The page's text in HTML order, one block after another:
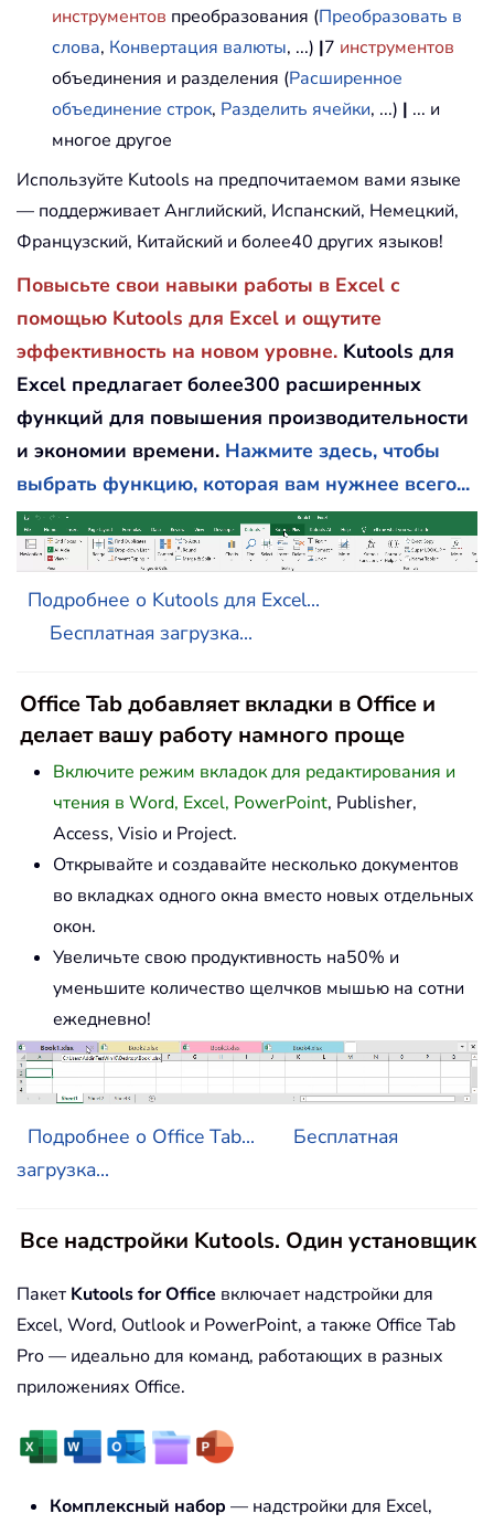
инструментов преобразования (Преобразовать в
слова, Конвертация валюты, ...) |7 инструментов
объединения и разделения (Расширенное
объединение строк, Разделить ячейки, ...) | ... и
многое другое
Используйте Kutools на предпочитаемом вами языке
— поддерживает Английский, Испанский, Немецкий,
Французский, Китайский и более40 других языков!
Повысьте свои навыки работы в Excel с
помощью Kutools для Excel и ощутите
эффективность на новом уровне. Kutools для
Excel предлагает более300 расширенных
функций для повышения производительности
и экономии времени. Нажмите здесь, чтобы
выбрать функцию, которая вам нужнее всего...
Подробнее о Kutools для Excel...
Бесплатная загрузка...
Office Tab добавляет вкладки в Office и
делает вашу работу намного проще
Включите режим вкладок для редактирования и
чтения в Word, Excel, PowerPoint, Publisher,
Access, Visio и Project.
Открывайте и создавайте несколько документов
во вкладках одного окна вместо новых отдельных
окон.
Увеличьте свою продуктивность на50% и
уменьшите количество щелчков мышью на сотни
ежедневно!
Подробнее о Office Tab...
Бесплатная
загрузка...
Все надстройки Kutools. Один установщик
Пакет Kutools for Office включает надстройки для
Excel, Word, Outlook и PowerPoint, а также Office Tab
Pro — идеально для команд, работающих в разных
приложениях Office.
Комплексный набор — надстройки для Excel,